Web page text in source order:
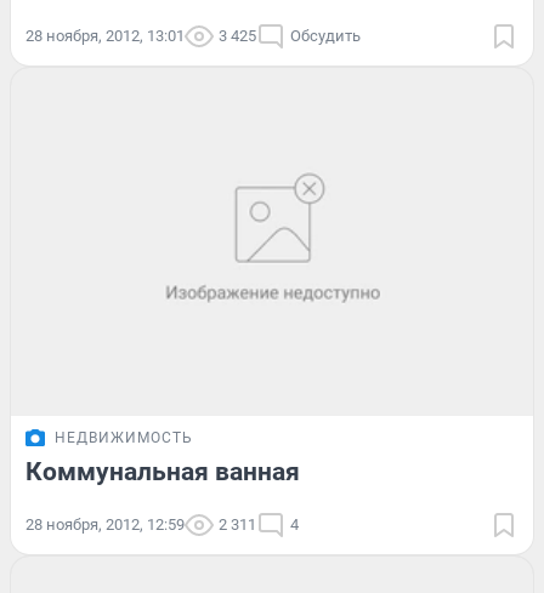
28 ноября, 2012, 13:01 3 425 Обсудить
НЕДВИЖИМОСТЬ
Коммунальная ванная
28 ноября, 2012, 12:59 2 311 4